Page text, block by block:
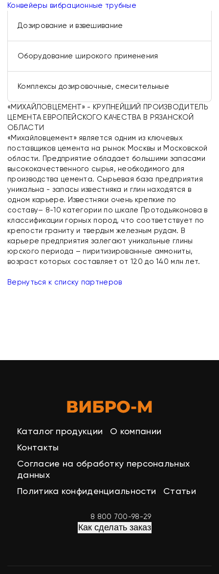
Конвейеры вибрационные трубные
Дозирование и взвешивание
Оборудование широкого применения
Комплексы дозировочные, смесительные
«МИХАЙЛОВЦЕМЕНТ» - КРУПНЕЙШИЙ ПРОИЗВОДИТЕЛЬ
ЦЕМЕНТА ЕВРОПЕЙСКОГО КАЧЕСТВА В РЯЗАНСКОЙ
ОБЛАСТИ
«Михайловцемент» является одним из ключевых
поставщиков цемента на рынок Москвы и Московской
области. Предприятие обладает большими запасами
высококачественного сырья, необходимого для
производства цемента. Сырьевая база предприятия
уникальна - запасы известняка и глин находятся в
одном карьере. Известняки очень крепкие по
составу– 8-10 категории по шкале Протодьяконова в
классификации горных пород, что соответствует по
крепости граниту и твердым железным рудам. В
карьере предприятия залегают уникальные глины
юрского периода – пиритизированные аммониты,
возраст которых составляет от 120 до 140 млн лет.
Вернуться к списку партнеров
Каталог продукции
О компании
Контакты
Согласие на обработку персональных
данных
Политика конфиденциальности
Статьи
8 800 700-98-29
Как сделать заказ